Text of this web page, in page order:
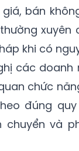
giá, bán
khi có
các
chức
đúng
chuyển và